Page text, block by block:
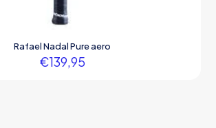
Rafael Nadal Pure aero
€139,95